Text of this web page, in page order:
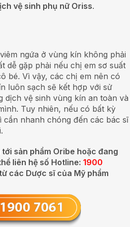
vệ sinh phụ nữ Oriss.
ngứa ở vùng kín không phải
dễ gặp phải nếu chị em sơ suất
bé. Vì vậy, các chị em nên có
luôn sạch sẽ kết hợp với sử
dịch vệ sinh vùng kín an toàn và
Tuy nhiên, nếu có bất kỳ
nhanh chóng đến các bác sĩ
sản phẩm Oribe hoặc đang
liên hệ số Hotline: 1900
các Dược sĩ của Mỹ phẩm